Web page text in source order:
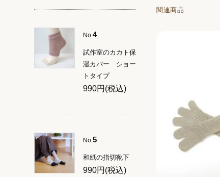
関連商品
No.4
試作室のカカト保
湿カバー ショー
トタイプ
990円(税込)
No.5
和紙の指切靴下
990円(税込)